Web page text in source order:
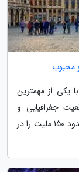
محبوب
یکی از مهمترین
جغرافیایی و
سیاسی، خانه افراد زیادی از سراسر دنیا شده و در حدود 150 ملیت را در